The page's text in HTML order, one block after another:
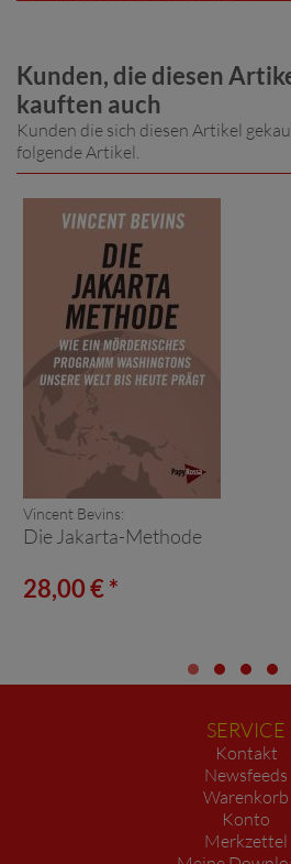
Kunden, die diesen
kauften auch
Kunden die sich diesen Artikel
folgende Artikel.
Vincent Bevins:
Die Jakarta-Methode
28,00 € *
SERVICE
Kontakt
Newsfeeds
Warenkorb
Konto
Merkzettel